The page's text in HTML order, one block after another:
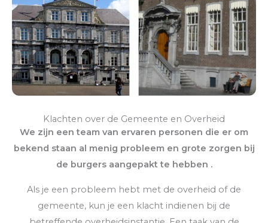
Klachten over de Gemeente en Overheid
We zijn een team van ervaren personen die er om
bekend staan al menig probleem en grote zorgen bij
de burgers aangepakt te hebben .
Als je een probleem hebt met de overheid of de
gemeente, kun je een klacht indienen bij de